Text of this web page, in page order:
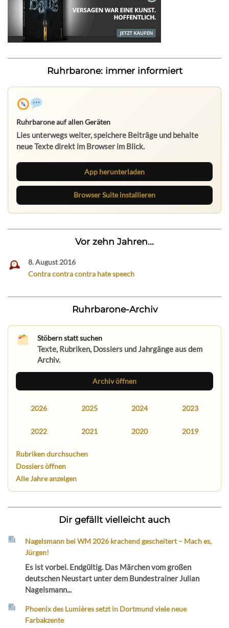
Ruhrbarone: immer informiert
Ruhrbarone auf allen Geräten
Lies unterwegs weiter, speichere Beiträge und behalte
neue Texte direkt im Browser im Blick.
App herunterladen
Browser Suite installieren
Vor zehn Jahren...
8. August 2016
Contra contra contra hate speech
Ruhrbarone-Archiv
Stöbern statt suchen
Texte, Rubriken, Dossiers und Jahrgänge aus dem
Archiv.
Archiv öffnen
2026 2025 2024 2023
2022 2021 2020 2019
Rubriken durchsuchen
Dossiers öffnen
Alle Jahre anzeigen
Dir gefällt vielleicht auch
Nagelsmann bei WM 2026 krachend gescheitert – Mach es,
Jürgen!
Es ist vorbei. Endgültig. Das Märchen vom großen
deutschen Neustart unter dem Bundestrainer Julian
Nagelsmann...
Phoenix des Lumières setzt in Dortmund viele neue
Farbakzente